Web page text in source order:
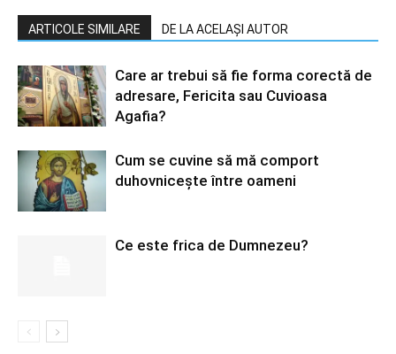
ARTICOLE SIMILARE DE LA ACELAȘI AUTOR
Care ar trebui să fie forma corectă de
adresare, Fericita sau Cuvioasa
Agafia?
Cum se cuvine să mă comport
duhovniceşte între oameni
Ce este frica de Dumnezeu?